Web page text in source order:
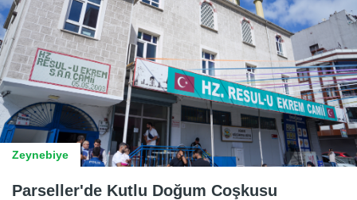
Zeynebiye
​​​​​​​Parseller'de Kutlu Doğum Coşkusu